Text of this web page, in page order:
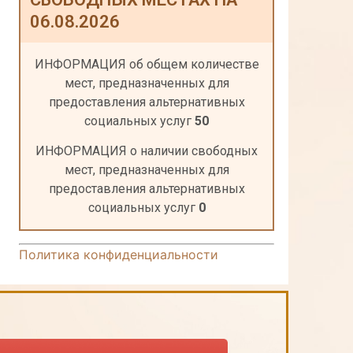
06.08.2026
ИНФОРМАЦИЯ об общем количестве
мест, предназначенных для
предоставления альтернативных
социальных услуг 50
ИНФОРМАЦИЯ о наличии свободных
мест, предназначенных для
предоставления альтернативных
социальных услуг 0
Политика конфиденциальности